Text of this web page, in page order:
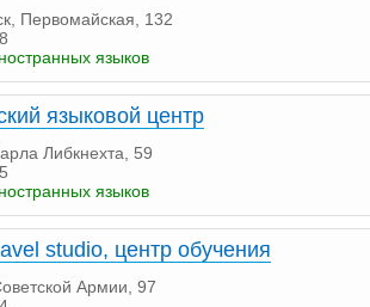
Первомайская, 132
языков
языковой центр
Либкнехта, 59
языков
studio, центр обучения
Армии, 97